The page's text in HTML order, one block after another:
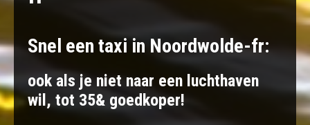
Snel een taxi in Noordwolde-fr:
ook als je niet naar een luchthaven
wil, tot 35& goedkoper!